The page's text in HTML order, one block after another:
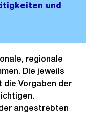
und
regionale
Die jeweils
die Vorgaben der
angestrebten